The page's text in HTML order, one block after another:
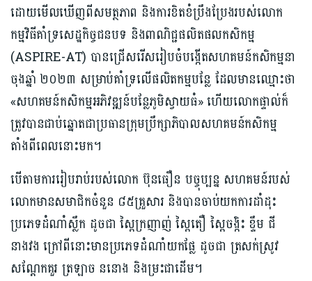
ដោយមើលឃើញពីសមត្ថភាព និងការខិតខំប្រឹងប្រែងរបស់លោក
កម្មវិធីគាំទ្រសេដ្ឋកិច្ចជនបទ និងពាណិជ្ជផលិតផលកសិកម្ម
(ASPIRE-AT) បានជ្រើសរើសរៀបចំបង្កើតសហគមន៍កសិកម្មនា
ចុងឆ្នាំ ២០២៣ សម្រាប់គាំទ្រលើផលិតកម្មបន្លែ ដែលមានឈ្មោះថា
«សហគមន៍កសិកម្ម​អភិវឌ្ឍន៍បន្លែភូមិស្វាយធំ» ហើយលោកផ្ទាល់ក៏
ត្រូវបានជាប់ឆ្នោតជាប្រធានក្រុមប្រឹក្សាភិបាលសហគមន៍កសិកម្ម
តាំងពីពេលនោះមក។
បើតាមការរៀបរាប់របស់លោក ប៊ុនធឿន បច្ចុប្បន្ន សហគមន៍របស់
លោកមានសមាជិកចំនួន ៨៥គ្រួសារ និង​បានចាប់យក​ការដាំដុះ​
ប្រភេទដំណាំ​ស្លឹក ដូចជា ស្ពៃក្រញាញ់ ស្ពៃតឿ ស្ពៃចង្កិះ ខ្ទឹម ជី
នាងវង ក្រៅពីនោះមានប្រភេទដំណាំយកផ្លែ ដូចជា ត្រសក់ស្រូវ
សណ្ដែកគួរ ត្រឡាច ននោង និងម្រះ​ជាដើម។